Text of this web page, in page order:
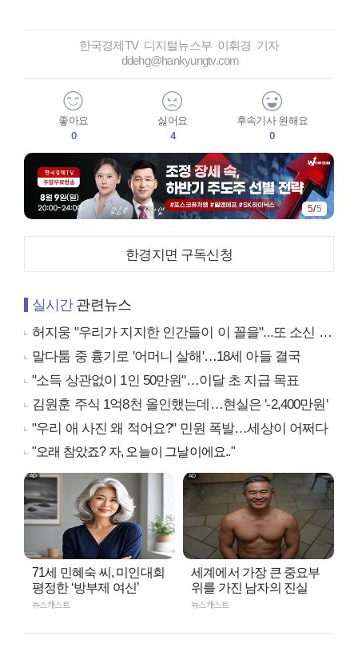
한국경제TV 디지털뉴스부 이휘경 기자
ddehg@hankyungtv.com
좋아요
0
싫어요
4
후속기사 원해요
0
5/5
한경지면 구독신청
실시간관련뉴스
허지웅 "우리가 지지한 인간들이 이 꼴을"...또 소신 발언
말다툼 중 흉기로 '어머니 살해'…18세 아들 결국
"소득 상관없이 1인 50만원"…이달 초 지급 목표
김원훈 주식 1억8천 올인했는데…현실은 '-2,400만원'
"우리 애 사진 왜 적어요?" 민원 폭발…세상이 어쩌다
"오래 참았죠? 자, 오늘이 그날이에요.."
71세 민혜숙 씨, 미인대회
평정한 ‘방부제 여신’
뉴스캐스트
세계에서 가장 큰 중요부
위를 가진 남자의 진실
뉴스캐스트